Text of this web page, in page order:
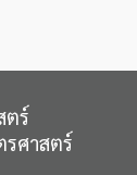
ตร์
ศาสตร์